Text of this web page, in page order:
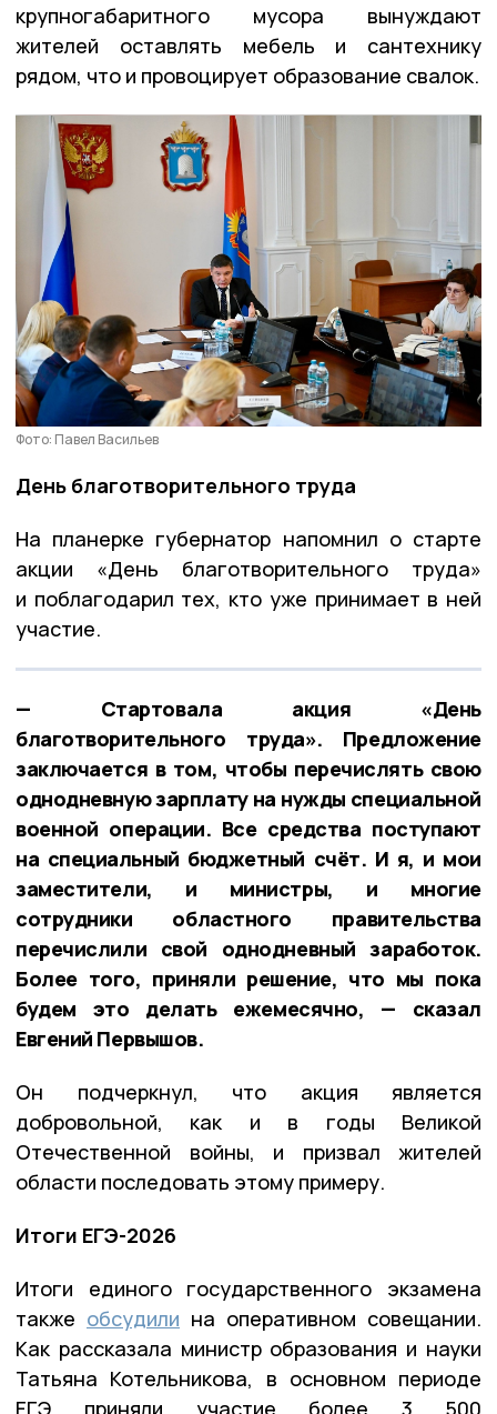
крупногабаритного мусора вынуждают
жителей оставлять мебель и сантехнику
рядом, что и провоцирует образование свалок.
Фото: Павел Васильев
День благотворительного труда
На планерке губернатор напомнил о старте
акции «День благотворительного труда»
и поблагодарил тех, кто уже принимает в ней
участие.
— Стартовала акция «День
благотворительного труда». Предложение
заключается в том, чтобы перечислять свою
однодневную зарплату на нужды специальной
военной операции. Все средства поступают
на специальный бюджетный счёт. И я, и мои
заместители, и министры, и многие
сотрудники областного правительства
перечислили свой однодневный заработок.
Более того, приняли решение, что мы пока
будем это делать ежемесячно, — сказал
Евгений Первышов.
Он подчеркнул, что акция является
добровольной, как и в годы Великой
Отечественной войны, и призвал жителей
области последовать этому примеру.
Итоги ЕГЭ-2026
Итоги единого государственного экзамена
также обсудили на оперативном совещании.
Как рассказала министр образования и науки
Татьяна Котельникова, в основном периоде
ЕГЭ приняли участие более 3 500